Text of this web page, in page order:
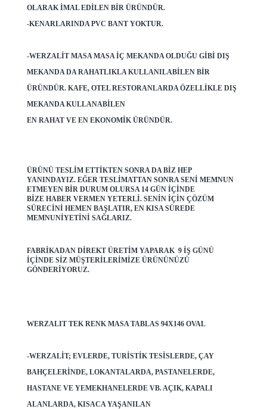
OLARAK IMAL EDILEN BIR ÜRÜNDÜR.
-KENARLARINDA PVC BANT YOKTUR.
-WERZALIT MASA MASA IÇ MEKANDA OLDUĞU GIBI DIŞ
MEKANDA DA RAHATLIKLA KULLANILABILEN BIR
ÜRÜNDÜR. KAFE, OTEL RESTORANLARDA ÖZELLIKLE DIŞ
MEKANDA KULLANABILEN
EN RAHAT VE EN EKONOMIK ÜRÜNDÜR.
ÜRÜNÜ TESLIM ETTIKTEN SONRA DA BIZ HEP
YANINDAYIZ. EĞER TESLIMATTAN SONRA SENI MEMNUN
ETMEYEN BIR DURUM OLURSA 14 GÜN IÇINDE
BIZE HABER VERMEN YETERLI. SENIN IÇIN ÇÖZÜM
SÜRECINI HEMEN BAŞLATIR, EN KISA SÜREDE
MEMNUNIYETINI SAĞLARIZ.
FABRIKADAN DIREKT ÜRETIM YAPARAK 9 IŞ GÜNÜ
IÇINDE SIZ MÜŞTERILERIMIZE ÜRÜNÜNÜZÜ
GÖNDERIYORUZ.
WERZALIT TEK RENK MASA TABLAS 94X146 OVAL
-WERZALIT; EVLERDE, TURISTIK TESISLERDE, ÇAY
BAHÇELERINDE, LOKANTALARDA, PASTANELERDE,
HASTANE VE YEMEKHANELERDE VB. AÇIK, KAPALI
ALANLARDA, KISACA YAŞANILAN